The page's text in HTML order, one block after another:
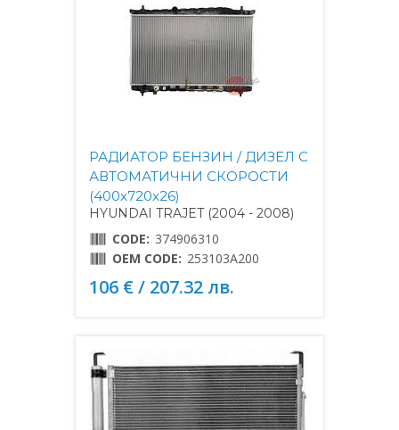
РАДИАТОР БЕНЗИН / ДИЗЕЛ С
АВТОМАТИЧНИ СКОРОСТИ
(400x720x26)
HYUNDAI TRAJET (2004 - 2008)
CODE: 374906310
OEM CODE: 253103A200
106 € / 207.32 лв.